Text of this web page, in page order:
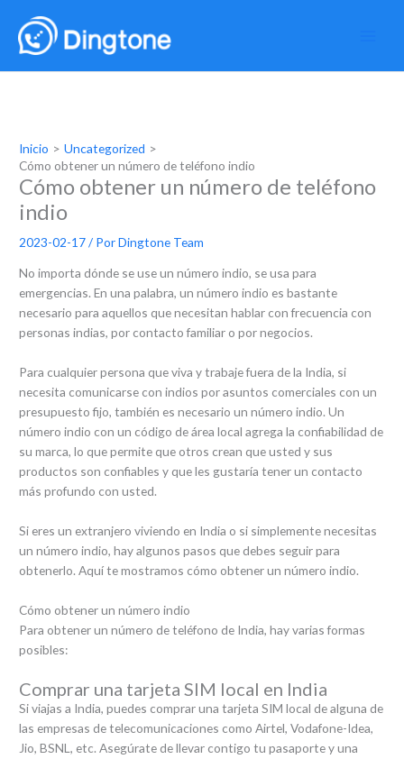
contenido
Inicio
Uncategorized
Cómo obtener un número de teléfono indio
Cómo obtener un número de teléfono
indio
2023-02-17/ PorDingtone Team
No importa dónde se use un número indio, se usa para
emergencias. En una palabra, un número indio es bastante
necesario para aquellos que necesitan hablar con frecuencia con
personas indias, por contacto familiar o por negocios.
Para cualquier persona que viva y trabaje fuera de la India, si
necesita comunicarse con indios por asuntos comerciales con un
presupuesto fijo, también es necesario un número indio. Un
número indio con un código de área local agrega la confiabilidad de
su marca, lo que permite que otros crean que usted y sus
productos son confiables y que les gustaría tener un contacto
más profundo con usted.
Si eres un extranjero viviendo en India o si simplemente necesitas
un número indio, hay algunos pasos que debes seguir para
obtenerlo. Aquí te mostramos cómo obtener un número indio.
Cómo obtener un número indio
Para obtener un número de teléfono de India, hay varias formas
posibles:
Comprar una tarjeta SIM local en India
Si viajas a India, puedes comprar una tarjeta SIM local de alguna de
las empresas de telecomunicaciones como Airtel, Vodafone-Idea,
Jio, BSNL, etc. Asegúrate de llevar contigo tu pasaporte y una